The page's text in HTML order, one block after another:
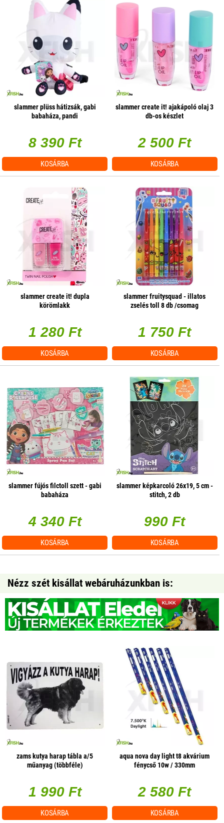
slammer plüss hátizsák, gabi
babaháza, pandi
8 390 Ft
KOSÁRBA
slammer create it! ajakápoló olaj 3
db-os készlet
2 500 Ft
KOSÁRBA
slammer create it! dupla
körömlakk
1 280 Ft
KOSÁRBA
slammer fruitysquad - illatos
zselés toll 8 db /csomag
1 750 Ft
KOSÁRBA
slammer fújós filctoll szett - gabi
babaháza
4 340 Ft
KOSÁRBA
slammer képkarcoló 26x19, 5 cm -
stitch, 2 db
990 Ft
KOSÁRBA
Nézz szét kisállat webáruházunkban is:
zams kutya harap tábla a/5
műanyag (többféle)
1 990 Ft
KOSÁRBA
aqua nova day light t8 akvárium
fénycső 10w / 330mm
2 580 Ft
KOSÁRBA